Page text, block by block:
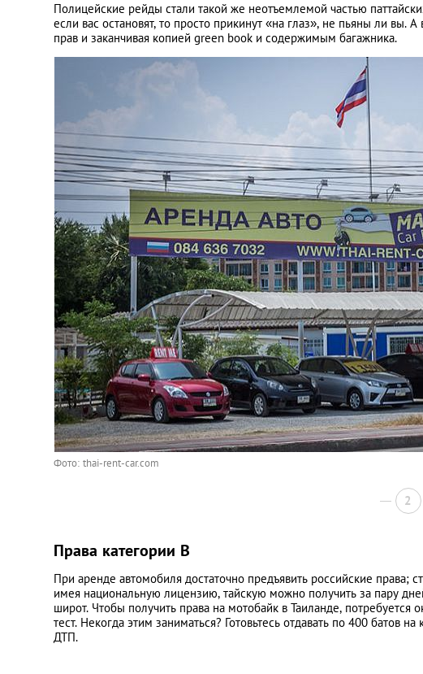
Полицейские рейды стали такой же неотъемлемой частью
если вас остановят, то просто прикинут «на глаз», не пьяны ли
прав и заканчивая копией green book и содержимым багажника.
Фото: thai-rent-car.com
2
Права категории B
При аренде автомобиля достаточно предъявить российские права;
имея национальную лицензию, тайскую можно получить за пару
широт. Чтобы получить права на мотобайк в Таиланде,
тест. Некогда этим заниматься? Готовьтесь отдавать по 400
ДТП.